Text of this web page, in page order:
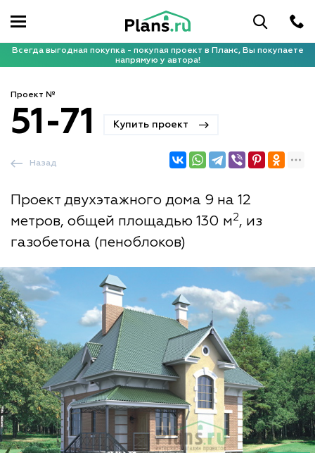
Всегда выгодная покупка - покупая проект в Планс, Вы покупаете
напрямую у автора!
Проект №
51-71 Купить проект
Проект двухэтажного дома 9 на 12
метров, общей площадью 130 м2, из
газобетона (пеноблоков)
Назад